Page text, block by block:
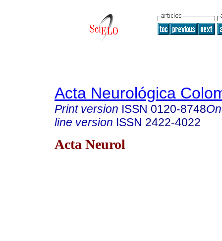
Acta Neurológica
Print version ISSN 0120-8748
line version ISSN 2422-4022
Acta Neurol